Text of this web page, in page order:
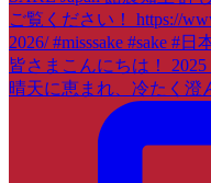
皆さまこんにちは！
晴天に恵まれ、冷たく澄